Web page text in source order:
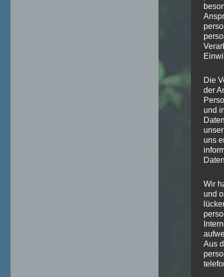
Die
der
und
uns
Wir
und
Aus